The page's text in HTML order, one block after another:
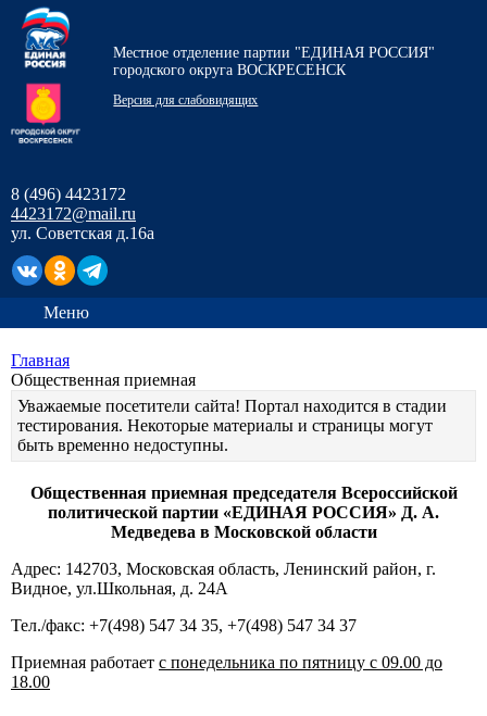
Местное отделение партии "ЕДИНАЯ РОССИЯ"
городского округа ВОСКРЕСЕНСК
Версия для слабовидящих
8 (496) 4423172
4423172@mail.ru
ул. Советская д.16а
Меню
Главная
Общественная приемная
Уважаемые посетители сайта! Портал находится в стадии
тестирования. Некоторые материалы и страницы могут
быть временно недоступны.
Общественная приемная председателя Всероссийской
политической партии «ЕДИНАЯ РОССИЯ» Д. А.
Медведева в Московской области
Адрес: 142703, Московская область, Ленинский район, г.
Видное, ул.Школьная, д. 24А
Тел./факс: +7(498) 547 34 35, +7(498) 547 34 37
Приемная работает с понедельника по пятницу с 09.00 до
18.00